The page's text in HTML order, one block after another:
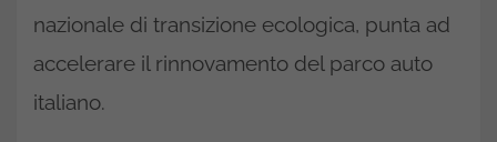
nazionale di transizione ecologica, punta ad
accelerare il rinnovamento del parco auto
italiano.